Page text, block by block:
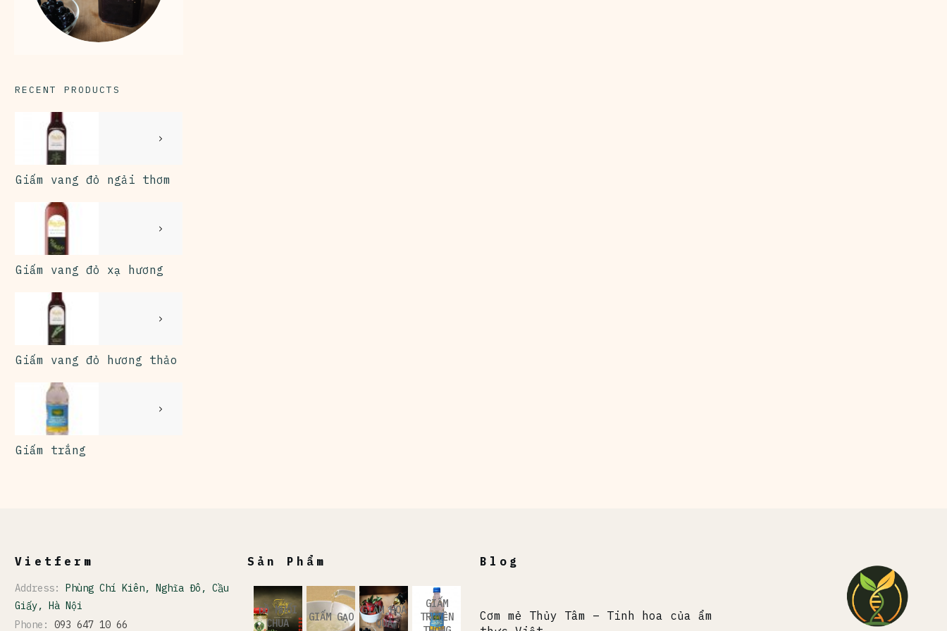
RECENT PRODUCTS
Giấm vang đỏ ngải thơm
Giấm vang đỏ xạ hương
Giấm vang đỏ hương thảo
Giấm trắng
Vietferm
Address:
Phùng Chí Kiên, Nghĩa Đô, Cầu
Giấy, Hà Nội
Phone: 093 647 10 66
Sản Phẩm
ĐỒ MUỐI
CHUA
GIẤM GẠO
GIẤM HOA
QUẢ
GIẤM
TRUYỀN
Blog
Cơm mẻ Thủy Tâm – Tinh hoa của ẩm